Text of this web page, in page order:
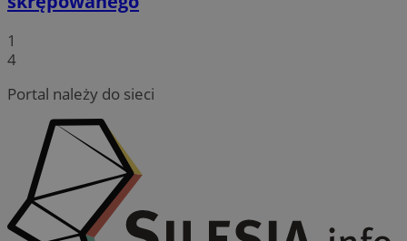
1
4
Portal należy do sieci
Niezbędne pliki cookie umożliwiają korzystanie z
podstawowych funkcji strony internetowej, takich jak
logowanie użytkownika i zarządzanie kontem. Bez
niezbędnych plików cookie nie można prawidłowo
korzystać ze strony internetowej.
Nazwa
QeSessID
swiony.pl 1 rok